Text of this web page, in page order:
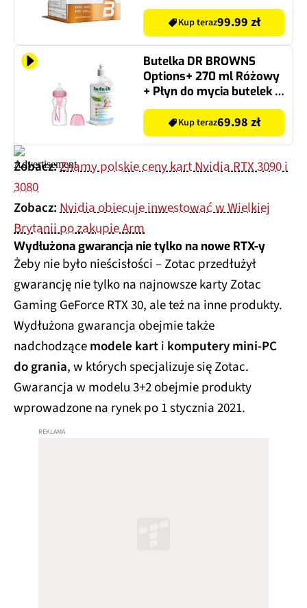
Kup teraz99.99 zł
Butelka DR BROWNS
Options+ 270 ml Różowy
+ Płyn do mycia butelek i
smoczków LUDWIK
CG1010102ZEKL0121 475
ml
Kup teraz69.98 zł
Zobacz:Znamy polskie ceny kart Nvidia RTX 3090 i
3080
Zobacz:Nvidia obiecuje inwestować w Wielkiej
Brytanii po zakupie Arm
Wydłużona gwarancja nie tylko na nowe RTX-y
Żeby nie było nieścisłości – Zotac przedłużył
gwarancję nie tylko na najnowsze karty Zotac
Gaming GeForce RTX 30, ale też na inne produkty.
Wydłużona gwarancja obejmie także
nadchodzącemodele karti komputery mini-PC
do grania, w których specjalizuje się Zotac.
Gwarancja w modelu 3+2 obejmie produkty
wprowadzone na rynek po 1 stycznia 2021.